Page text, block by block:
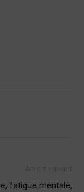
fatigue mentale,